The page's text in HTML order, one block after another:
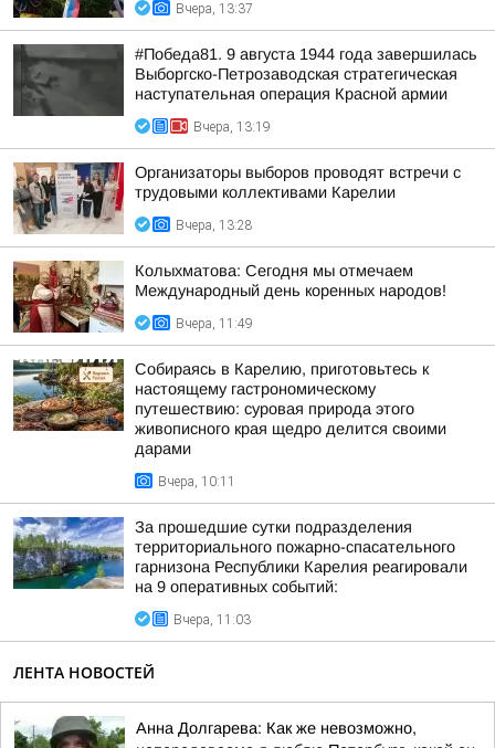
Вчера, 13:37
#Победа81. 9 августа 1944 года завершилась
Выборгско-Петрозаводская стратегическая
наступательная операция Красной армии
Вчера, 13:19
Организаторы выборов проводят встречи с
трудовыми коллективами Карелии
Вчера, 13:28
Колыхматова: Сегодня мы отмечаем
Международный день коренных народов!
Вчера, 11:49
Собираясь в Карелию, приготовьтесь к
настоящему гастрономическому
путешествию: суровая природа этого
живописного края щедро делится своими
дарами
Вчера, 10:11
За прошедшие сутки подразделения
территориального пожарно-спасательного
гарнизона Республики Карелия реагировали
на 9 оперативных событий:
Вчера, 11:03
ЛЕНТА НОВОСТЕЙ
Анна Долгарева: Как же невозможно,